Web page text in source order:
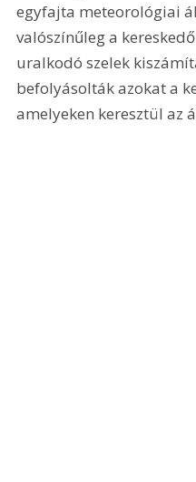
egyfajta meteorológiai
valószínűleg a
uralkodó szelek
befolyásolták azokat a
amelyeken keresztül az